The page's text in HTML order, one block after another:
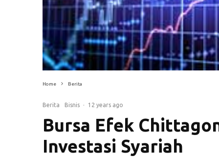
Home Berita
Berita Bisnis · 12 years ago
Bursa Efek
Investasi Syariah